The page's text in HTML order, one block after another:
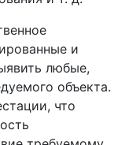
и
любые,
объекта.
что